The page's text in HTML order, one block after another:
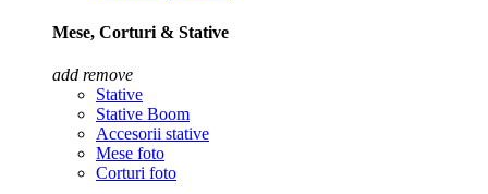
Mese, Corturi & Stative
add remove
Stative
Stative Boom
Accesorii stative
Mese foto
Corturi foto